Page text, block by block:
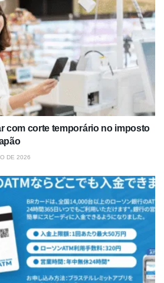
com corte temporário no imposto
DE 2026